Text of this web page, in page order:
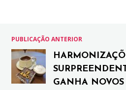
PUBLICAÇÃO ANTERIOR
GANHA NOVOS